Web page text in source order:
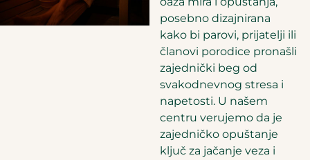
posebno dizajnirana
kako bi parovi, prijatelji ili
članovi porodice pronašli
zajednički beg od
svakodnevnog stresa i
napetosti. U našem
centru verujemo da je
zajedničko opuštanje
ključ za jačanje veza i